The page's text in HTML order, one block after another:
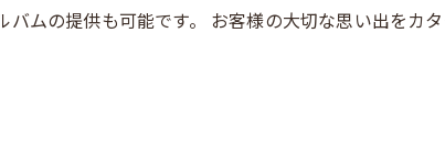
ムの提供も可能です。 お客様の大切な思い出をカ